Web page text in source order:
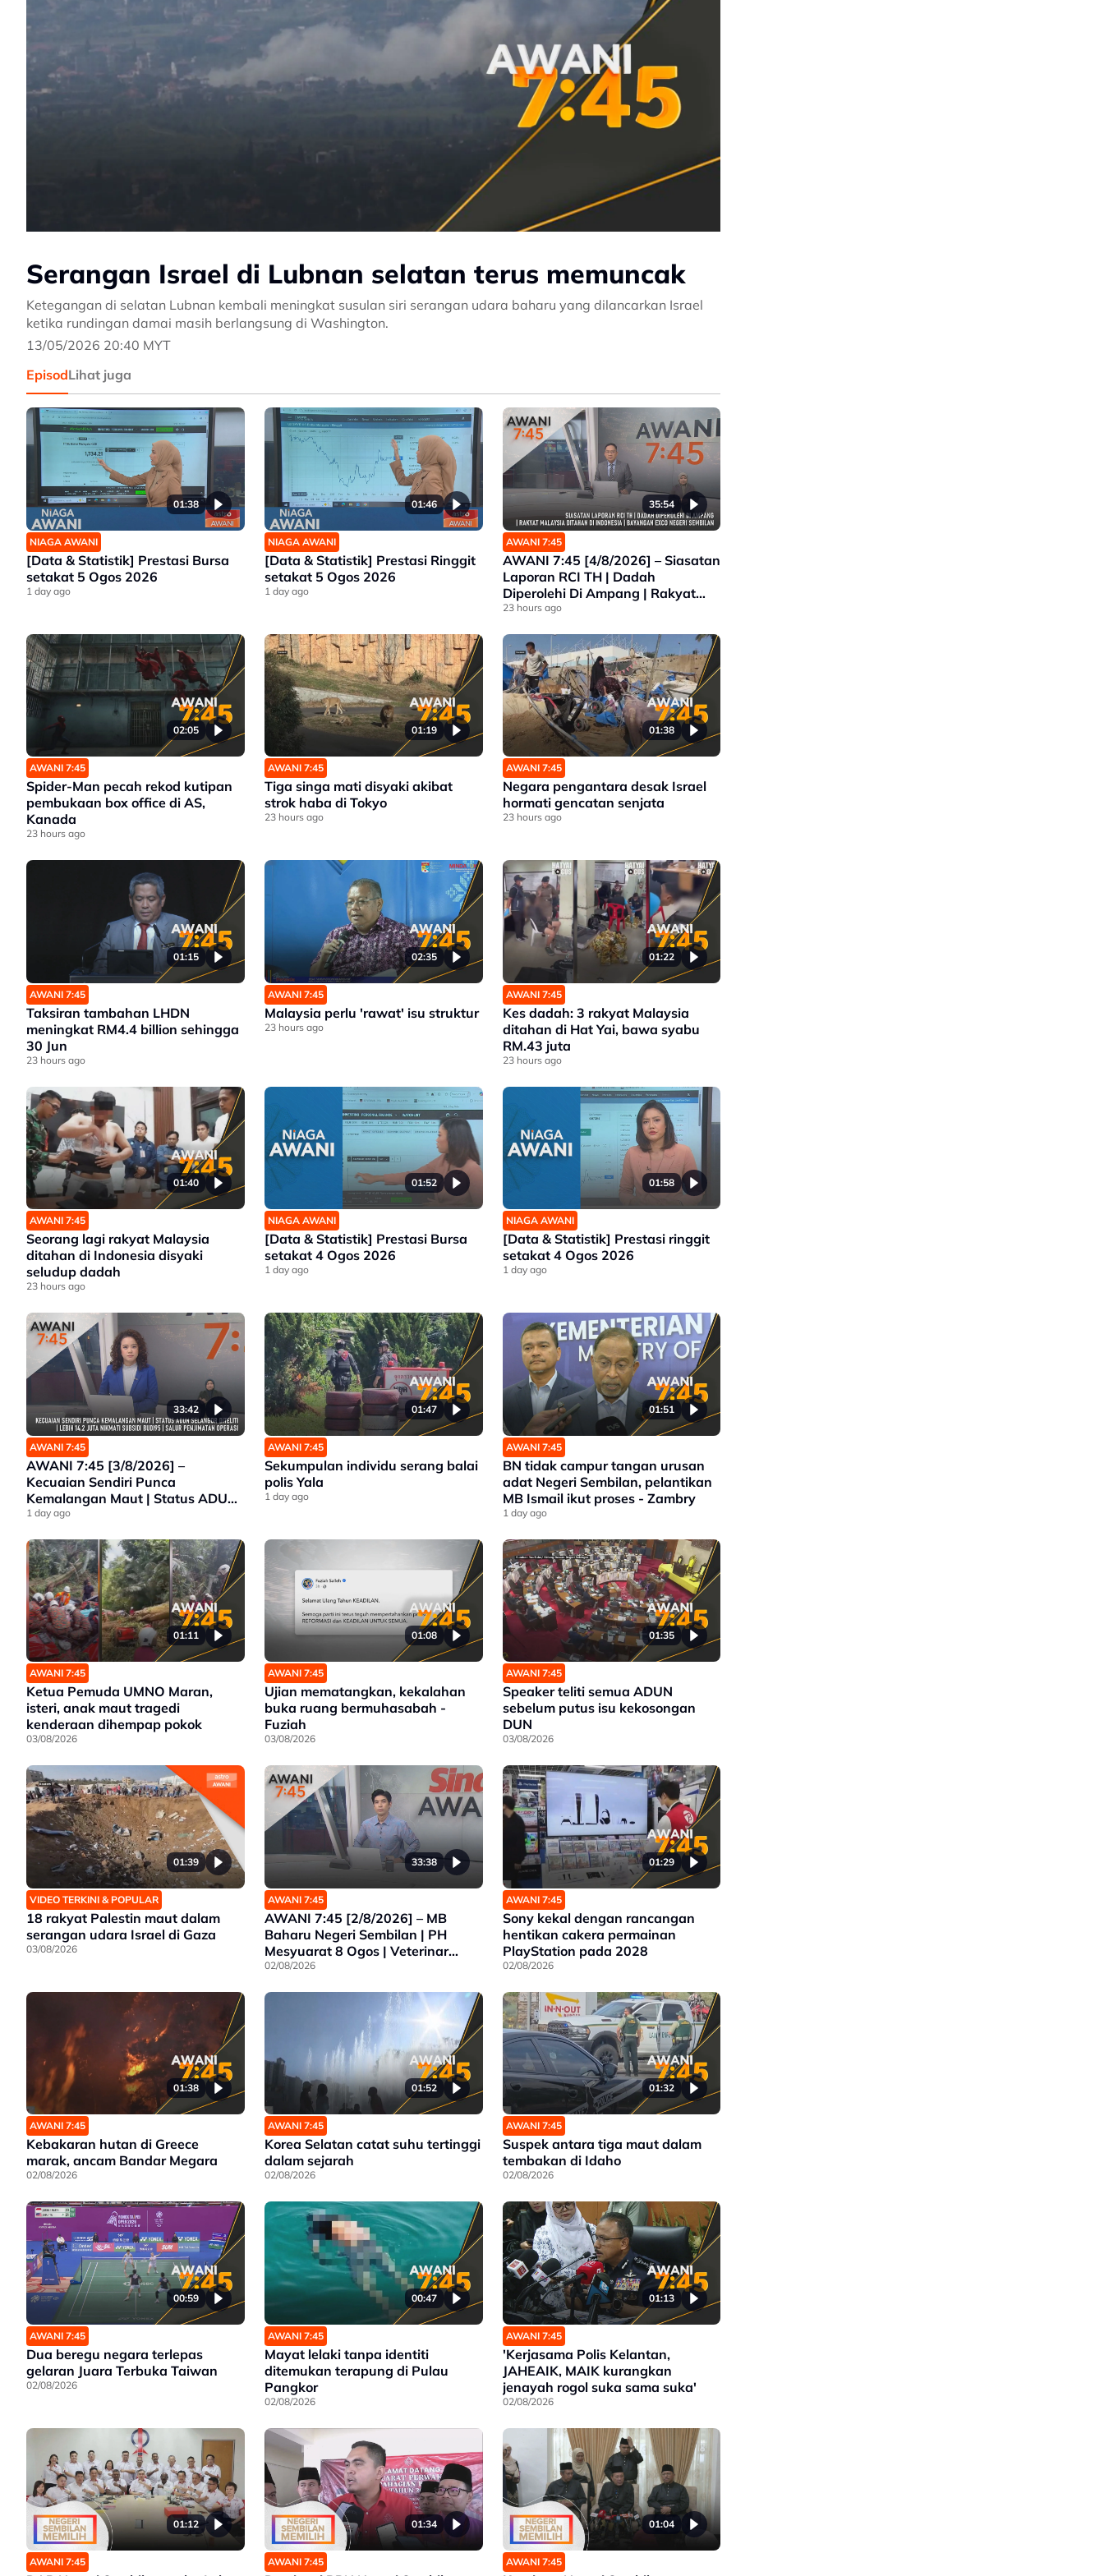
Serangan Israel di Lubnan selatan terus memuncak
Ketegangan di selatan Lubnan kembali meningkat susulan siri serangan udara baharu yang dilancarkan Israel
ketika rundingan damai masih berlangsung di Washington.
13/05/2026 20:40 MYT
EpisodLihat juga
01:38
NIAGA AWANI
[Data & Statistik] Prestasi Bursa
setakat 5 Ogos 2026
1 day ago
01:46
NIAGA AWANI
[Data & Statistik] Prestasi Ringgit
setakat 5 Ogos 2026
1 day ago
35:54
AWANI 7:45
AWANI 7:45 [4/8/2026] – Siasatan
Laporan RCI TH | Dadah
Diperolehi Di Ampang | Rakyat
Malaysia Ditahan Di Indonesia |
23 hours ago
02:05
AWANI 7:45
Spider-Man pecah rekod kutipan
pembukaan box office di AS,
Kanada
23 hours ago
01:19
AWANI 7:45
Tiga singa mati disyaki akibat
strok haba di Tokyo
23 hours ago
01:38
AWANI 7:45
Negara pengantara desak Israel
hormati gencatan senjata
23 hours ago
01:15
AWANI 7:45
Taksiran tambahan LHDN
meningkat RM4.4 billion sehingga
30 Jun
23 hours ago
02:35
AWANI 7:45
Malaysia perlu 'rawat' isu struktur
23 hours ago
01:22
AWANI 7:45
Kes dadah: 3 rakyat Malaysia
ditahan di Hat Yai, bawa syabu
RM.43 juta
23 hours ago
01:40
AWANI 7:45
Seorang lagi rakyat Malaysia
ditahan di Indonesia disyaki
seludup dadah
23 hours ago
01:52
NIAGA AWANI
[Data & Statistik] Prestasi Bursa
setakat 4 Ogos 2026
1 day ago
01:58
NIAGA AWANI
[Data & Statistik] Prestasi ringgit
setakat 4 Ogos 2026
1 day ago
33:42
AWANI 7:45
AWANI 7:45 [3/8/2026] –
Kecuaian Sendiri Punca
Kemalangan Maut | Status ADUN
Selangor Diteliti | Lebih 14.2 Juta
Penjimatan Operasi
1 day ago
01:47
AWANI 7:45
Sekumpulan individu serang balai
polis Yala
1 day ago
01:51
AWANI 7:45
BN tidak campur tangan urusan
adat Negeri Sembilan, pelantikan
MB Ismail ikut proses - Zambry
1 day ago
01:11
AWANI 7:45
Ketua Pemuda UMNO Maran,
isteri, anak maut tragedi
kenderaan dihempap pokok
03/08/2026
01:08
AWANI 7:45
Ujian mematangkan, kekalahan
buka ruang bermuhasabah -
Fuziah
03/08/2026
01:35
AWANI 7:45
Speaker teliti semua ADUN
sebelum putus isu kekosongan
DUN
03/08/2026
01:39
VIDEO TERKINI & POPULAR
18 rakyat Palestin maut dalam
serangan udara Israel di Gaza
03/08/2026
33:38
AWANI 7:45
AWANI 7:45 [2/8/2026] – MB
Baharu Negeri Sembilan | PH
Mesyuarat 8 Ogos | Veterinar
Siasat Tanpa Prejudis | JPJ Tidak
02/08/2026
01:29
AWANI 7:45
Sony kekal dengan rancangan
hentikan cakera permainan
PlayStation pada 2028
02/08/2026
01:38
AWANI 7:45
Kebakaran hutan di Greece
marak, ancam Bandar Megara
02/08/2026
01:52
AWANI 7:45
Korea Selatan catat suhu tertinggi
dalam sejarah
02/08/2026
01:32
AWANI 7:45
Suspek antara tiga maut dalam
tembakan di Idaho
02/08/2026
00:59
AWANI 7:45
Dua beregu negara terlepas
gelaran Juara Terbuka Taiwan
02/08/2026
00:47
AWANI 7:45
Mayat lelaki tanpa identiti
ditemukan terapung di Pulau
Pangkor
02/08/2026
01:13
AWANI 7:45
'Kerjasama Polis Kelantan,
JAHEAIK, MAIK kurangkan
jenayah rogol suka sama suka'
02/08/2026
01:12
AWANI 7:45
01:34
AWANI 7:45
01:04
AWANI 7:45